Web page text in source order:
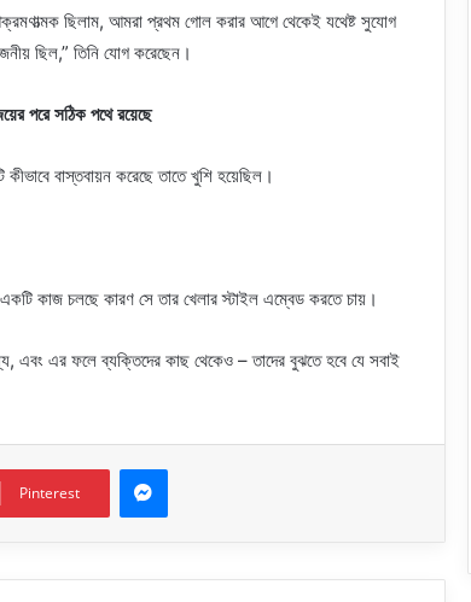
ছিলাম, আমরা প্রথম গোল করার আগে থেকেই যথেষ্ট সুযোগ
ছিল,” তিনি যোগ করেছেন।
পরে সঠিক পথে রয়েছে
কীভাবে বাস্তবায়ন করেছে তাতে খুশি হয়েছিল।
কাজ চলছে কারণ সে তার খেলার স্টাইল এম্বেড করতে চায়।
এবং এর ফলে ব্যক্তিদের কাছ থেকেও – তাদের বুঝতে হবে যে সবাই
Pinterest
Messenger